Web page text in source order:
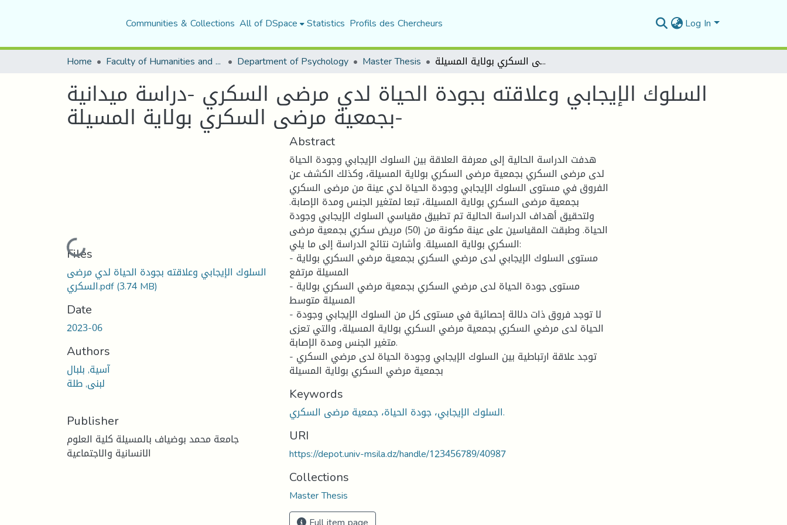
Communities & Collections All of DSpace Statistics Profils des Chercheurs Log In
Home Faculty of Humanities and Social Sciences Department of Psychology Master Thesis السلوك الإيجابي وعلاقته بجودة الحياة لدي مرضى السكري -دراسة ميدانية بجمعية مرضى السكري بولاية المسيلة-
السلوك الإيجابي وعلاقته بجودة الحياة لدي مرضى السكري -دراسة ميدانية
بجمعية مرضى السكري بولاية المسيلة-
Loading...
Files
السلوك الإيجابي وعلاقته بجودة الحياة لدي مرضى
السكري.pdf(3.74 MB)
Date
2023-06
Authors
آسية, بلبال
لبنى, طلة
Publisher
جامعة محمد بوضياف بالمسيلة كلية العلوم
الانسانية والاجتماعية
Abstract
هدفت الدراسة الحالية إلى معرفة العلاقة بين السلوك الإيجابي وجودة الحياة
لدى مرضى السكري بجمعية مرضى السكري بولاية المسيلة، وكذلك الكشف عن
الفروق في مستوى السلوك الإيجابي وجودة الحياة لدي عينة من مرضى السكري
بجمعية مرضى السكري بولاية المسيلة، تبعا لمتغير الجنس ومدة الإصابة.
ولتحقيق أهداف الدراسة الحالية تم تطبيق مقياسي السلوك الإيجابي وجودة
الحياة. وطبقت المقياسين على عينة مكونة من (50) مريض سكري بجمعية مرضى
السكري بولاية المسيلة. وأشارت نتائج الدراسة إلى ما يلي:
- مستوى السلوك الإيجابي لدى مرضي السكري بجمعية مرضي السكري بولاية
المسيلة مرتفع
- مستوى جودة الحياة لدى مرضي السكري بجمعية مرضي السكري بولاية
المسيلة متوسط
- لا توجد فروق ذات دلالة إحصائية في مستوى كل من السلوك الإيجابي وجودة
الحياة لدى مرضي السكري بجمعية مرضي السكري بولاية المسيلة، والتي تعزى
متغير الجنس ومدة الإصابة.
- توجد علاقة ارتباطية بين السلوك الإيجابي وجودة الحياة لدى مرضي السكري
بجمعية مرضي السكري بولاية المسيلة
Keywords
السلوك الإيجابي، جودة الحياة، جمعية مرضى السكري.
URI
https://depot.univ-msila.dz/handle/123456789/40987
Collections
Master Thesis